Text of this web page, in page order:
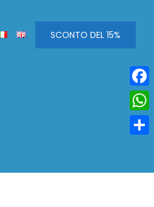
SCONTO DEL 15%